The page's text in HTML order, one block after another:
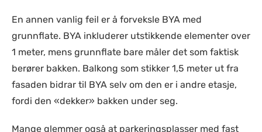
En annen vanlig feil er å forveksle BYA med
grunnflate. BYA inkluderer utstikkende elementer over
1 meter, mens grunnflate bare måler det som faktisk
berører bakken. Balkong som stikker 1,5 meter ut fra
fasaden bidrar til BYA selv om den er i andre etasje,
fordi den «dekker» bakken under seg.
Mange glemmer også at parkeringsplasser med fast